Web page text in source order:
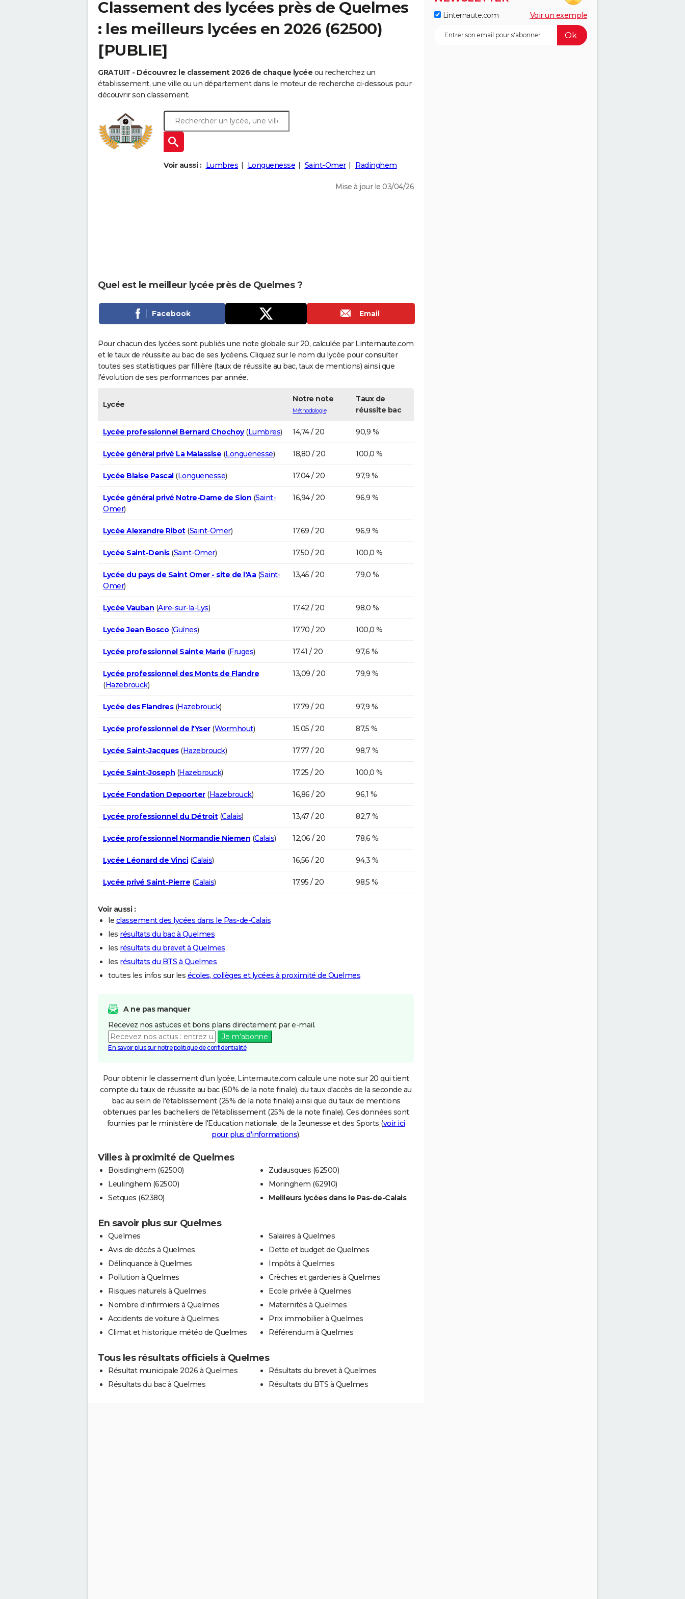
Classement des lycées près de Quelmes
: les meilleurs lycées en 2026 (62500)
[PUBLIE]
GRATUIT - Découvrez le classement 2026 de chaque lycée ou recherchez un
établissement, une ville ou un département dans le moteur de recherche ci-dessous pour
découvrir son classement.
Voir aussi : Lumbres Longuenesse Saint-Omer Radinghem
Mise à jour le 03/04/26
Quel est le meilleur lycée près de Quelmes ?
Facebook Email
Pour chacun des lycées sont publiés une note globale sur 20, calculée par Linternaute.com
et le taux de réussite au bac de ses lycéens. Cliquez sur le nom du lycée pour consulter
toutes ses statistiques par fillière (taux de réussite au bac, taux de mentions) ainsi que
l'évolution de ses performances par année.
Lycée
Notre note
Méthodologie
Taux de
réussite bac
Lycée professionnel Bernard Chochoy(Lumbres) 14,74 / 20 90,9 %
Lycée général privé La Malassise (Longuenesse) 18,80 / 20 100,0 %
Lycée Blaise Pascal(Longuenesse) 17,04 / 20 97,9 %
Lycée général privé Notre-Dame de Sion (Saint-
Omer)
16,94 / 20 96,9 %
Lycée Alexandre Ribot(Saint-Omer) 17,69 / 20 96,9 %
Lycée Saint-Denis(Saint-Omer) 17,50 / 20 100,0 %
Lycée du pays de Saint Omer - site de l'Aa(Saint-
Omer)
13,45 / 20 79,0 %
Lycée Vauban (Aire-sur-la-Lys) 17,42 / 20 98,0 %
Lycée Jean Bosco (Guînes) 17,70 / 20 100,0 %
Lycée professionnel Sainte Marie (Fruges) 17,41 / 20 97,6 %
Lycée professionnel des Monts de Flandre
(Hazebrouck)
13,09 / 20 79,9 %
Lycée des Flandres(Hazebrouck) 17,79 / 20 97,9 %
Lycée professionnel de l'Yser(Wormhout) 15,05 / 20 87,5 %
Lycée Saint-Jacques(Hazebrouck) 17,77 / 20 98,7 %
Lycée Saint-Joseph (Hazebrouck) 17,25 / 20 100,0 %
Lycée Fondation Depoorter(Hazebrouck) 16,86 / 20 96,1 %
Lycée professionnel du Détroit(Calais) 13,47 / 20 82,7 %
Lycée professionnel Normandie Niemen (Calais) 12,06 / 20 78,6 %
Lycée Léonard de Vinci(Calais) 16,56 / 20 94,3 %
Lycée privé Saint-Pierre (Calais) 17,95 / 20 98,5 %
Voir aussi :
le classement des lycées dans le Pas-de-Calais
les résultats du bac à Quelmes
les résultats du brevet à Quelmes
les résultats du BTS à Quelmes
toutes les infos sur les écoles, collèges et lycées à proximité de Quelmes
A ne pas manquer
Recevez nos astuces et bons plans directement par e-mail.
Je m'abonne
En savoir plus sur notre politique de confidentialité
Pour obtenir le classement d'un lycée, Linternaute.com calcule une note sur 20 qui tient
compte du taux de réussite au bac (50% de la note finale), du taux d'accès de la seconde au
bac au sein de l'établissement (25% de la note finale) ainsi que du taux de mentions
obtenues par les bacheliers de l'établissement (25% de la note finale). Ces données sont
fournies par le ministère de l'Education nationale, de la Jeunesse et des Sports (voir ici
pour plus d'informations).
Villes à proximité de Quelmes
Boisdinghem (62500)
Leulinghem (62500)
Setques (62380)
Zudausques (62500)
Moringhem (62910)
Meilleurs lycées dans le Pas-de-Calais
En savoir plus sur Quelmes
Quelmes
Avis de décès à Quelmes
Délinquance à Quelmes
Pollution à Quelmes
Risques naturels à Quelmes
Nombre d'infirmiers à Quelmes
Accidents de voiture à Quelmes
Climat et historique météo de Quelmes
Salaires à Quelmes
Dette et budget de Quelmes
Impôts à Quelmes
Crèches et garderies à Quelmes
Ecole privée à Quelmes
Maternités à Quelmes
Prix immobilier à Quelmes
Référendum à Quelmes
Tous les résultats officiels à Quelmes
Résultat municipale 2026 à Quelmes
Résultats du bac à Quelmes
Résultats du brevet à Quelmes
Résultats du BTS à Quelmes
Linternaute.com Voir un exemple